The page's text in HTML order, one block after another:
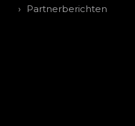
Partnerberichten